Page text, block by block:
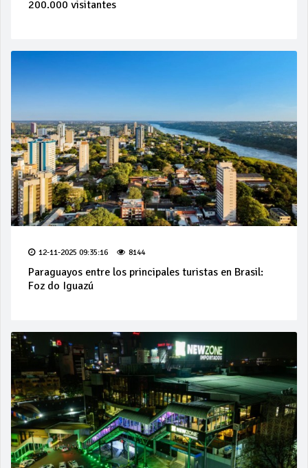
200.000 visitantes
12-11-2025 09:35:16 8144
Paraguayos entre los principales turistas en Brasil:
Foz do Iguazú